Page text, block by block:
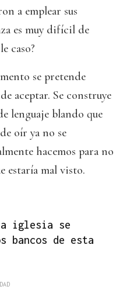
a emplear sus
es muy difícil de
caso?
se pretende
aceptar. Se construye
lenguaje blando que
oír ya no se
hacemos para no
estaría mal visto.
iglesia se
bancos de esta